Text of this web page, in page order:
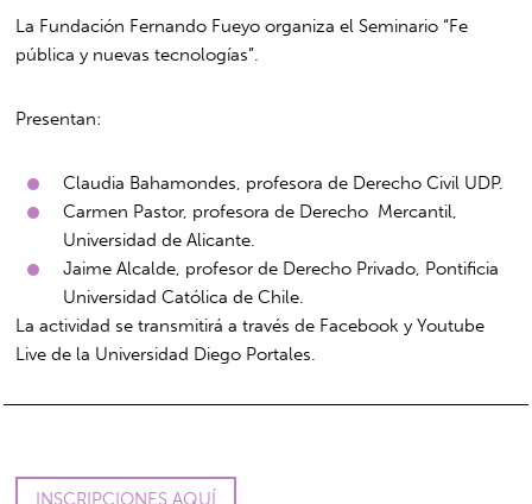
La Fundación Fernando Fueyo organiza el Seminario “Fe
pública y nuevas tecnologías”.
Presentan:
Claudia Bahamondes, profesora de Derecho Civil UDP.
Carmen Pastor, profesora de Derecho Mercantil,
Universidad de Alicante.
Jaime Alcalde, profesor de Derecho Privado, Pontificia
Universidad Católica de Chile.
La actividad se transmitirá a través de Facebook y Youtube
Live de la Universidad Diego Portales.
INSCRIPCIONES AQUÍ